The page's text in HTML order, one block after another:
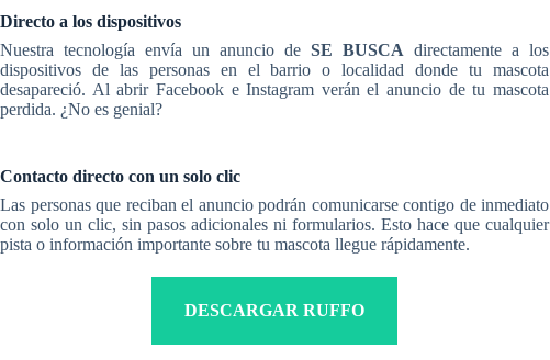
Directo a los dispositivos
Nuestra tecnología envía un anuncio de SE BUSCA directamente a los
dispositivos de las personas en el barrio o localidad donde tu mascota
desapareció. Al abrir Facebook e Instagram verán el anuncio de tu mascota
perdida. ¿No es genial?
Contacto directo con un solo clic
Las personas que reciban el anuncio podrán comunicarse contigo de inmediato
con solo un clic, sin pasos adicionales ni formularios. Esto hace que cualquier
pista o información importante sobre tu mascota llegue rápidamente.
DESCARGAR RUFFO